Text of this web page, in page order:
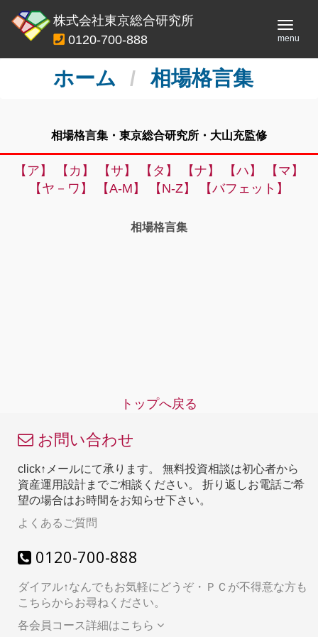
menu
株式会社東京総合研究所
0120-700-888
ホーム 相場格言集
相場格言集・東京総合研究所・大山充監修
【ア】 【カ】 【サ】 【タ】 【ナ】 【ハ】
【マ】
【ヤ－ワ】
【A-M】 【N-Z】 【バフェット】
相場格言集
トップへ戻る
お問い合わせ
click↑メールにて承ります。 無料投資相談は初心者から
資産運用設計までご相談ください。 折り返しお電話ご希
望の場合はお時間をお知らせ下さい。
よくあるご質問
0120-700-888
ダイアル↑なんでもお気軽にどうぞ・ＰＣが不得意な方も
こちらからお尋ねください。
各会員コース詳細はこちら